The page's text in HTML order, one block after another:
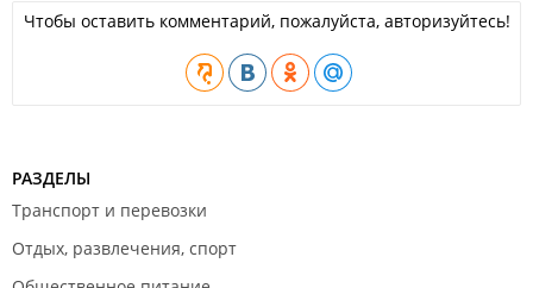
Чтобы оставить комментарий, пожалуйста, авторизуйтесь!
РАЗДЕЛЫ
Транспорт и перевозки
Отдых, развлечения, спорт